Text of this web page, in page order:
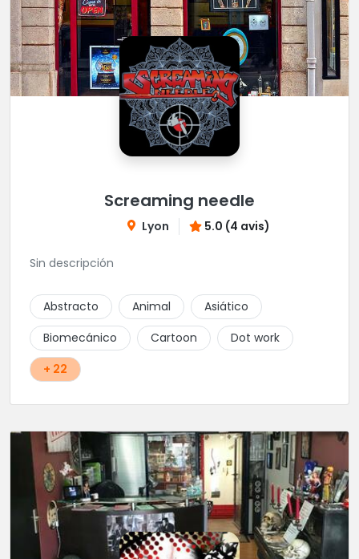
Screaming needle
Lyon 5.0 (4 avis)
Sin descripción
Abstracto Animal
Asiático
Biomecánico
Cartoon
Dot work
+ 22